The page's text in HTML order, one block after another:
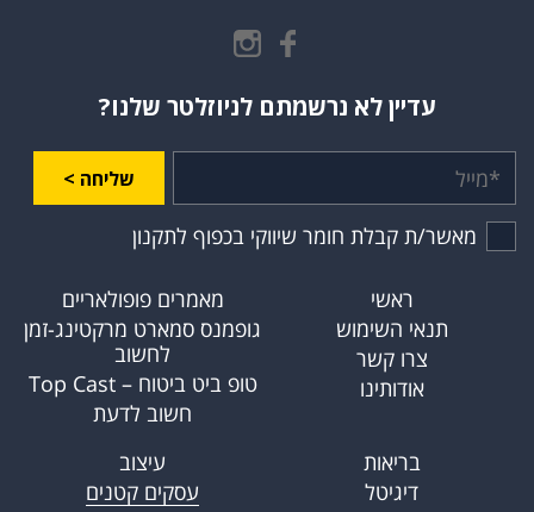
עדיין לא נרשמתם לניוזלטר שלנו?
שליחה >
מאשר/ת קבלת חומר שיווקי בכפוף לתקנון
ראשי
תנאי השימוש
צרו קשר
אודותינו
מאמרים פופולאריים
גופמנס סמארט מרקטינג-זמן
לחשוב
טופ ביט ביטוח – Top Cast
חשוב לדעת
בריאות
דיגיטל
עיצוב
עסקים קטנים